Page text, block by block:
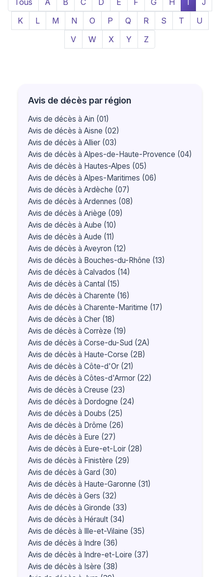
Tous A B C D E F G H
J
K
L M N O P Q R S T
U
V
W X Y Z
Avis de décès par région
Avis de décès à Ain (01)
Avis de décès à Aisne (02)
Avis de décès à Allier (03)
Avis de décès à Alpes-de-Haute-Provence (04)
Avis de décès à Hautes-Alpes (05)
Avis de décès à Alpes-Maritimes (06)
Avis de décès à Ardèche (07)
Avis de décès à Ardennes (08)
Avis de décès à Ariège (09)
Avis de décès à Aube (10)
Avis de décès à Aude (11)
Avis de décès à Aveyron (12)
Avis de décès à Bouches-du-Rhône (13)
Avis de décès à Calvados (14)
Avis de décès à Cantal (15)
Avis de décès à Charente (16)
Avis de décès à Charente-Maritime (17)
Avis de décès à Cher (18)
Avis de décès à Corrèze (19)
Avis de décès à Corse-du-Sud (2A)
Avis de décès à Haute-Corse (2B)
Avis de décès à Côte-d'Or (21)
Avis de décès à Côtes-d'Armor (22)
Avis de décès à Creuse (23)
Avis de décès à Dordogne (24)
Avis de décès à Doubs (25)
Avis de décès à Drôme (26)
Avis de décès à Eure (27)
Avis de décès à Eure-et-Loir (28)
Avis de décès à Finistère (29)
Avis de décès à Gard (30)
Avis de décès à Haute-Garonne (31)
Avis de décès à Gers (32)
Avis de décès à Gironde (33)
Avis de décès à Hérault (34)
Avis de décès à Ille-et-Vilaine (35)
Avis de décès à Indre (36)
Avis de décès à Indre-et-Loire (37)
Avis de décès à Isère (38)